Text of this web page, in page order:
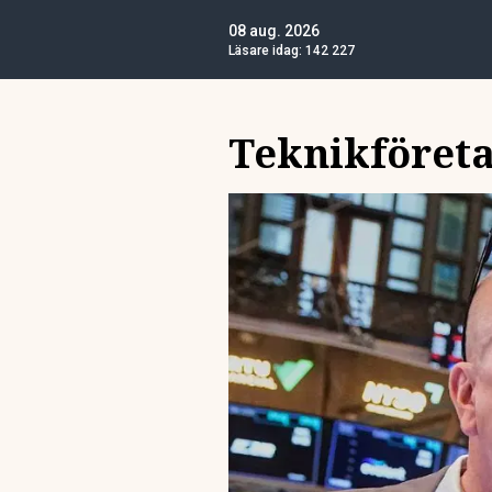
08 aug. 2026
Läsare idag: 142 227